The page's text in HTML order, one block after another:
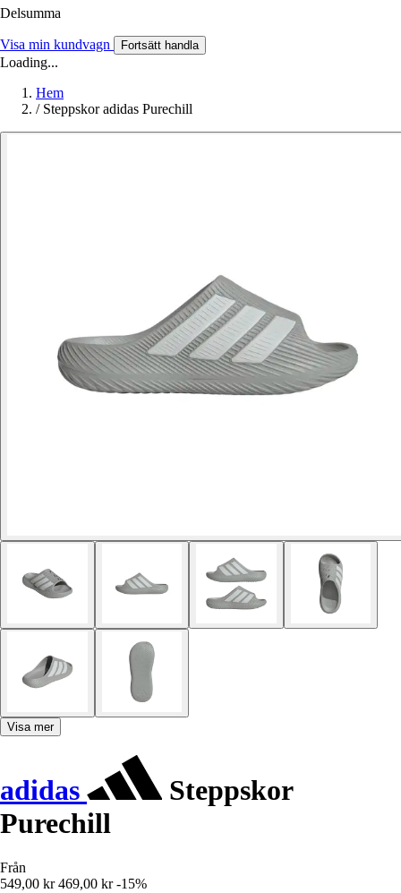
Delsumma
Visa min kundvagn Fortsätt handla
Loading...
Hem
/ Steppskor adidas Purechill
Visa mer
adidas
Steppskor
Purechill
Från
549,00 kr 469,00 kr -15%